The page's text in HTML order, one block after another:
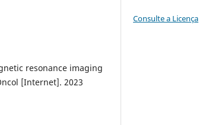
resonance imaging
[Internet]. 2023
Consulte a Licença